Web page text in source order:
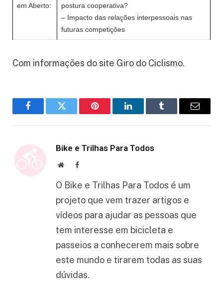
em Aberto:
postura cooperativa?
– Impacto das relações interpessoais nas
futuras competições
Com informações do site Giro do Ciclismo.
FacebookTwitter Pinterest LinkedInTumblr Email
Bike e Trilhas Para Todos
WebsiteFacebook
O Bike e Trilhas Para Todos é um
projeto que vem trazer artigos e
vídeos para ajudar as pessoas que
tem interesse em bicicleta e
passeios a conhecerem mais sobre
este mundo e tirarem todas as suas
dúvidas.